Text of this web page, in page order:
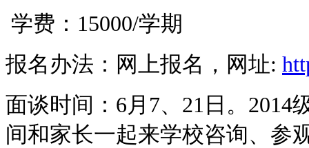
学费：15000/学期
报名办法：网上报名，网址:
面谈时间：6月7、21日。
间和家长一起来学校咨询、参